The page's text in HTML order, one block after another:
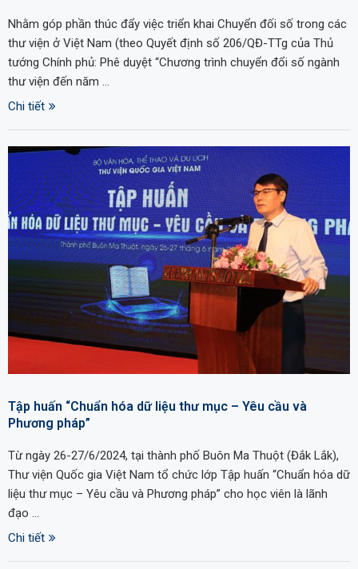
Nhằm góp phần thúc đẩy việc triển khai Chuyển đối số trong các
thư viện ở Việt Nam (theo Quyết định số 206/QĐ-TTg của Thủ
tướng Chính phủ: Phê duyệt “Chương trình chuyển đổi số ngành
thư viện đến năm …
Chi tiết
Tập huấn “Chuẩn hóa dữ liệu thư mục – Yêu cầu và
Phương pháp”
Từ ngày 26-27/6/2024, tại thành phố Buôn Ma Thuột (Đắk Lắk),
Thư viện Quốc gia Việt Nam tổ chức lớp Tập huấn “Chuẩn hóa dữ
liệu thư mục – Yêu cầu và Phương pháp” cho học viên là lãnh
đạo …
Chi tiết